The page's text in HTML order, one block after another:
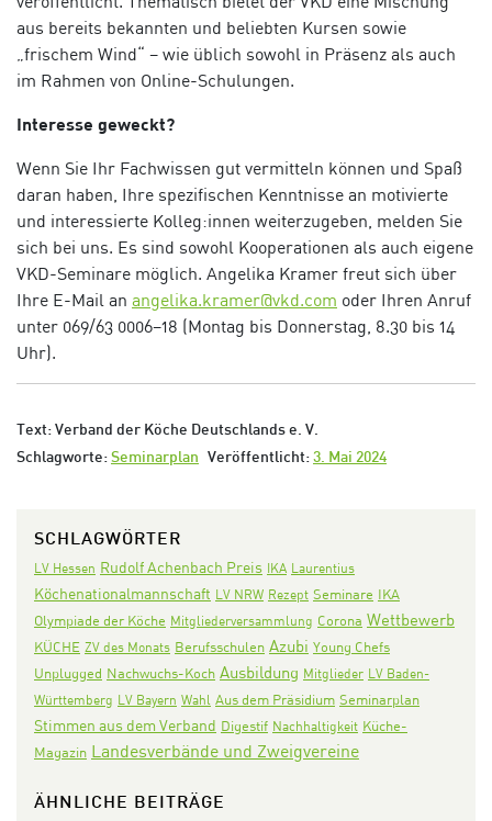
aus bereits bekannten und beliebten Kursen sowie
„frischem Wind“ – wie üblich sowohl in Präsenz als auch
im Rahmen von Online-Schulungen.
Interesse geweckt?
Wenn Sie Ihr Fachwissen gut vermitteln können und Spaß
daran haben, Ihre spezifischen Kenntnisse an motivierte
und interessierte Kolleg:innen weiterzugeben, melden Sie
sich bei uns. Es sind sowohl Kooperationen als auch eigene
VKD-Seminare möglich. Angelika Kramer freut sich über
Ihre E-Mail an angelika.kramer@vkd.com oder Ihren Anruf
unter 069/63 0006–18 (Montag bis Donnerstag, 8.30 bis 14
Uhr).
Text: Verband der Köche Deutschlands e. V.
Schlagworte: Seminarplan Veröffentlicht: 3. Mai 2024
SCHLAGWÖRTER
LV Hessen Rudolf Achenbach Preis IKA Laurentius
Köchenationalmannschaft LV NRW Rezept Seminare IKA
Olympiade der Köche Mitgliederversammlung Corona Wettbewerb
KÜCHE ZV des Monats Berufsschulen Azubi Young Chefs
Unplugged Nachwuchs-Koch Ausbildung Mitglieder LV Baden-
Württemberg LV Bayern Wahl Aus dem Präsidium Seminarplan
Stimmen aus dem Verband Digestif Nachhaltigkeit Küche-
Magazin Landesverbände und Zweigvereine
ÄHNLICHE BEITRÄGE